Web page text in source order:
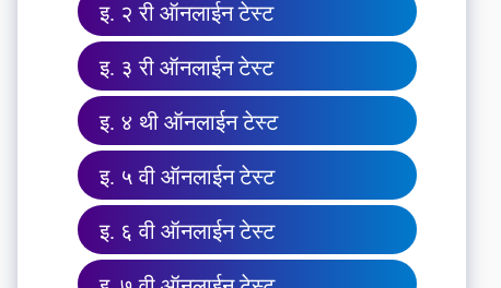
इ. २ री ऑनलाईन टेस्ट
इ. ३ री ऑनलाईन टेस्ट
इ. ४ थी ऑनलाईन टेस्ट
इ. ५ वी ऑनलाईन टेस्ट
इ. ६ वी ऑनलाईन टेस्ट